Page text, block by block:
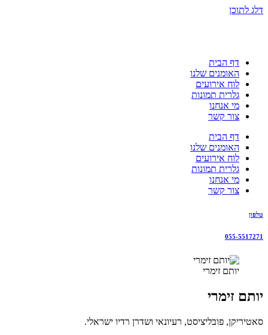
דלג לתוכן
דף הבית
האומנים שלנו
לוח אירועים
גלרית תמונות
מי אנחנו
צור קשר
דף הבית
האומנים שלנו
לוח אירועים
גלרית תמונות
מי אנחנו
צור קשר
טלפון
055-5517271
יותם זימרי
יותם זימרי
סאטיריקן, פובליציסט, רעיונאי ושדרן רדיו ישראלי.